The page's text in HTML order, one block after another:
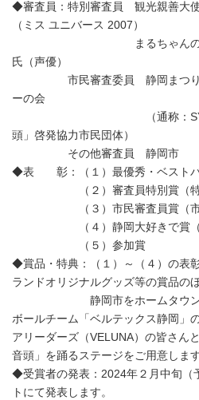
◆審査員：特別審査員 観光親善大
（ミス ユニバース 2007）
まるちゃんの静岡音
氏（声優）
市民審査委員 静岡まつり夜
ーの会
（通称：SYD/「ま
頭」啓発協力市民団体）
その他審査員 静岡市
◆表 彰：（１）最優秀・ベス
（２）審査員特別賞（特別
（３）市民審査員賞（市民
（４）静岡大好きで賞（静
（５）参加賞
◆賞品・特典：（１）～（４）の表
ランドオリジナルグッズ等の賞品のほ
静岡市をホームタウンとす
ボールチーム「ベルテックス静岡」
アリーダーズ（VELUNA）の皆さん
音頭」を踊るステージをご用意しま
◆受賞者の発表：2024年２月中旬（
トにて発表します。